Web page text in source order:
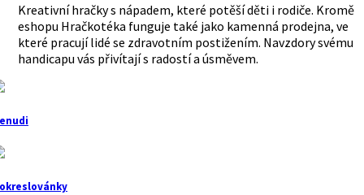
Kreativní hračky s nápadem, které potěší děti i rodiče. Kromě
eshopu Hračkotéka funguje také jako kamenná prodejna, ve
které pracují lidé se zdravotním postižením. Navzdory svému
handicapu vás přivítají s radostí a úsměvem.